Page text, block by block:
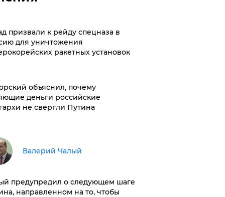
призвали к рейду спецназа в
для уничтожения
ракетных установок
объяснил, почему
деньги российские
не свергли Путина
Валерий Чалый
предупредил о следующем шаге
направленном на то, чтобы